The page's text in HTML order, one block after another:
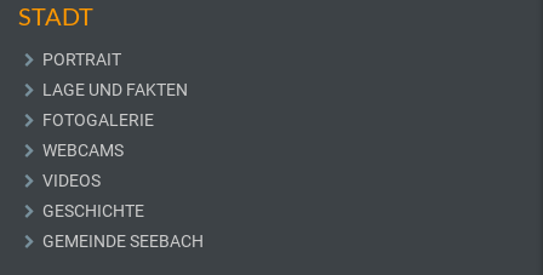
STADT
PORTRAIT
LAGE UND FAKTEN
FOTOGALERIE
WEBCAMS
VIDEOS
GESCHICHTE
GEMEINDE SEEBACH